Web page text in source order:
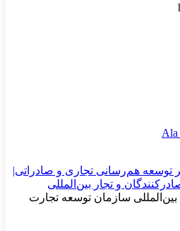
Ala
سازمان توسعه تجارت